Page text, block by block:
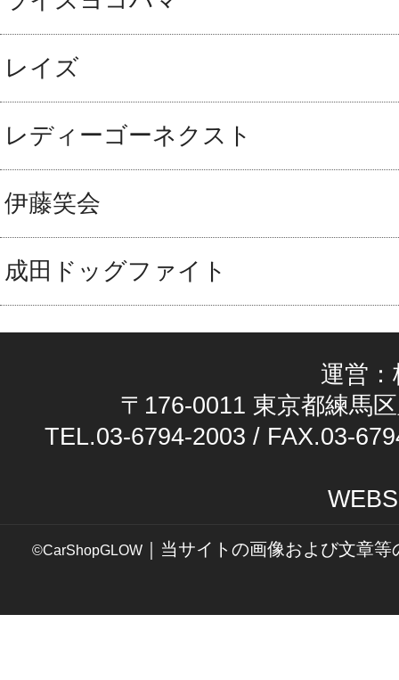
レイズ
レディーゴーネクスト
伊藤笑会
成田ドッグファイト
運営
〒176-0011 東京都練馬
TEL.03-6794-2003 / FAX.03-
©CarShopGLOW ｜当サイトの画像および文章